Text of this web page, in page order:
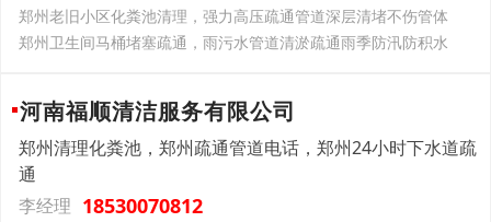
郑州老旧小区化粪池清理，强力高压疏通管道深层清堵不伤管体
郑州卫生间马桶堵塞疏通，雨污水管道清淤疏通雨季防汛防积水
河南福顺清洁服务有限公司
郑州清理化粪池，郑州疏通管道电话，郑州24小时下水道疏
通
李经理 18530070812